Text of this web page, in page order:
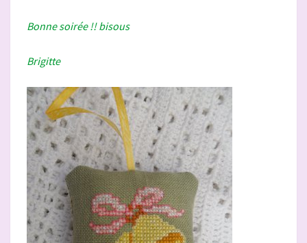
Bonne soirée !! bisous
Brigitte